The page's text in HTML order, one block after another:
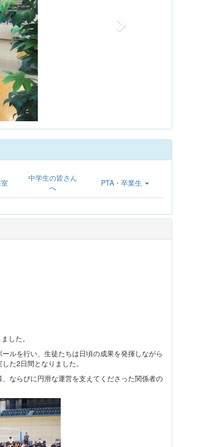
中学生の皆さん
へ
PTA・卒業生
した。
ルを行い、生徒たちは日頃の成果を発揮しながら
た2日間となりました。
ならびに円滑な運営を支えてくださった関係者の